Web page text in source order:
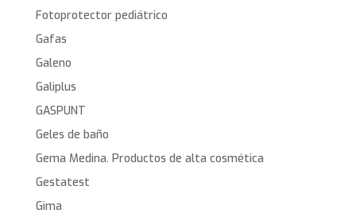
Fotoprotector pediátrico
Gafas
Galeno
Galiplus
GASPUNT
Geles de baño
Gema Medina. Productos de alta cosmética
Gestatest
Gima